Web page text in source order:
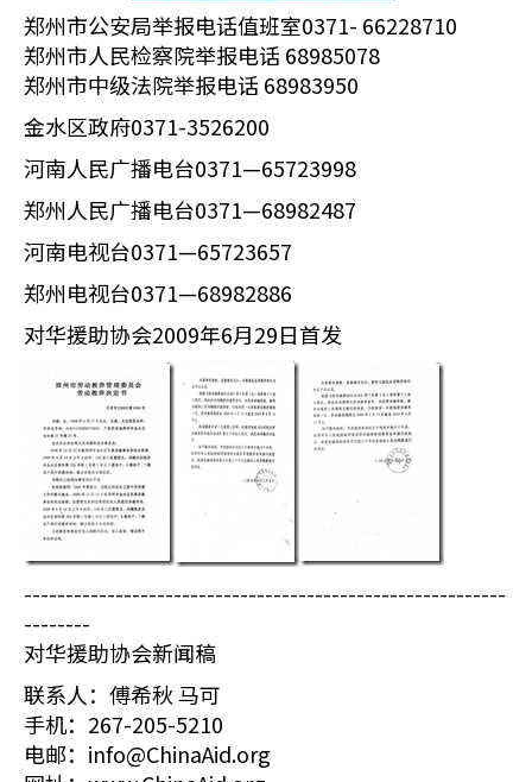
郑州市公安局举报电话值班室0371- 66228710
郑州市人民检察院举报电话 68985078
郑州市中级法院举报电话 68983950
金水区政府0371-3526200
河南人民广播电台0371—65723998
郑州人民广播电台0371—68982487
河南电视台0371—65723657
郑州电视台0371—68982886
对华援助协会2009年6月29日首发
----------------------------------------------------------
--------
对华援助协会新闻稿
联系人：傅希秋 马可
手机：267-205-5210
电邮：info@ChinaAid.org